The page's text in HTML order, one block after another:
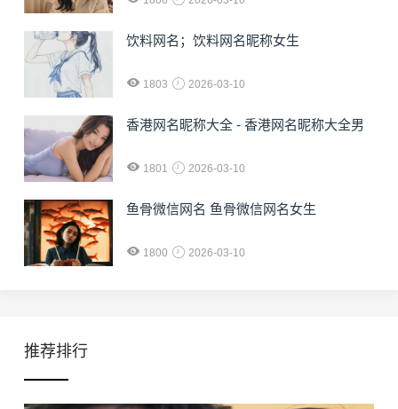
饮料网名；饮料网名昵称女生
1803 2026-03-10
香港网名昵称大全 - 香港网名昵称大全男
1801 2026-03-10
鱼骨微信网名 鱼骨微信网名女生
1800 2026-03-10
推荐排行